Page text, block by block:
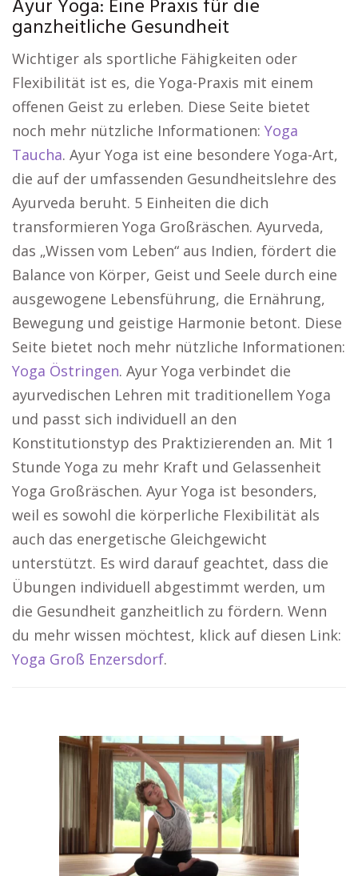
Ayur Yoga: Eine Praxis für die
ganzheitliche Gesundheit
Wichtiger als sportliche Fähigkeiten oder
Flexibilität ist es, die Yoga-Praxis mit einem
offenen Geist zu erleben. Diese Seite bietet
noch mehr nützliche Informationen: Yoga
Taucha. Ayur Yoga ist eine besondere Yoga-Art,
die auf der umfassenden Gesundheitslehre des
Ayurveda beruht. 5 Einheiten die dich
transformieren Yoga Großräschen. Ayurveda,
das „Wissen vom Leben“ aus Indien, fördert die
Balance von Körper, Geist und Seele durch eine
ausgewogene Lebensführung, die Ernährung,
Bewegung und geistige Harmonie betont. Diese
Seite bietet noch mehr nützliche Informationen:
Yoga Östringen. Ayur Yoga verbindet die
ayurvedischen Lehren mit traditionellem Yoga
und passt sich individuell an den
Konstitutionstyp des Praktizierenden an. Mit 1
Stunde Yoga zu mehr Kraft und Gelassenheit
Yoga Großräschen. Ayur Yoga ist besonders,
weil es sowohl die körperliche Flexibilität als
auch das energetische Gleichgewicht
unterstützt. Es wird darauf geachtet, dass die
Übungen individuell abgestimmt werden, um
die Gesundheit ganzheitlich zu fördern. Wenn
du mehr wissen möchtest, klick auf diesen Link:
Yoga Groß Enzersdorf.